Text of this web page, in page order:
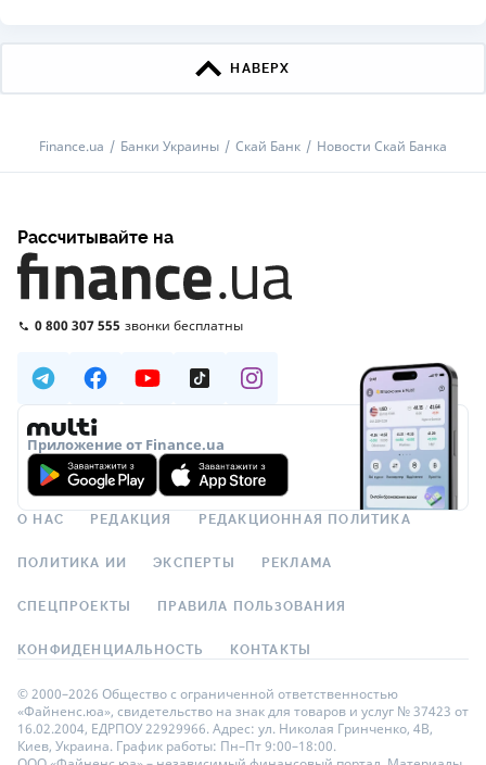
НАВЕРХ
Finance.ua Банки Украины Скай Банк Новости Скай Банка
Рассчитывайте на
0 800 307 555 звонки бесплатны
Приложение от Finance.ua
О НАС РЕДАКЦИЯ РЕДАКЦИОННАЯ ПОЛИТИКА
ПОЛИТИКА ИИ ЭКСПЕРТЫ РЕКЛАМА
СПЕЦПРОЕКТЫ ПРАВИЛА ПОЛЬЗОВАНИЯ
КОНФИДЕНЦИАЛЬНОСТЬ КОНТАКТЫ
© 2000–2026 Общество с ограниченной ответственностью
«Файненс.юа», свидетельство на знак для товаров и услуг № 37423 от
16.02.2004, ЕДРПОУ 22929966. Адрес: ул. Николая Гринченко, 4В,
Киев, Украина. График работы: Пн–Пт 9:00–18:00.